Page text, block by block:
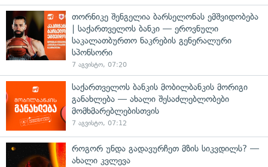
თორნიკე შენგელია ბარსელონას ემშვიდობება
| საქართველოს ბანკი — ეროვნული
საკალათბურთო ნაკრების გენერალური
სპონსორი
7 აგვისტო, 07:20
საქართველოს ბანკის მობილბანკის მორიგი
განახლება — ახალი შესაძლებლობები
მომხმარებლებისთვის
7 აგვისტო, 07:12
როგორ უნდა გადავურჩეთ მზის სიკვდილს? —
ახალი კვლევა